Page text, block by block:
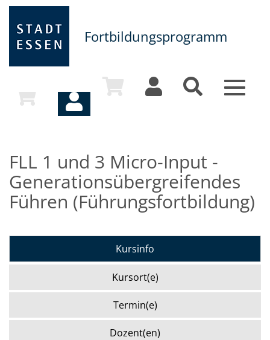
Fortbildungsprogramm
Toggle
FLL 1 und 3 Micro-Input -
Generationsübergreifendes
Führen (Führungsfortbildung)
Kursinfo
Kursort(e)
Termin(e)
Dozent(en)